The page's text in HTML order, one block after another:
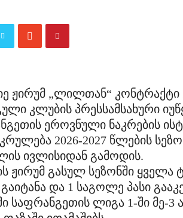
ჟირუმ „ლილთან“ კონტრაქტი
კლუბის პრესსამსახური
ეროვნული ნაკრების
2026-2027 წლების
ივლისიდან გამოდის.
ჟირუმ გასულ სეზონში ყველა
და 1 საგოლე პასი
საფრანგეთის ლიგა 1-ში მე-